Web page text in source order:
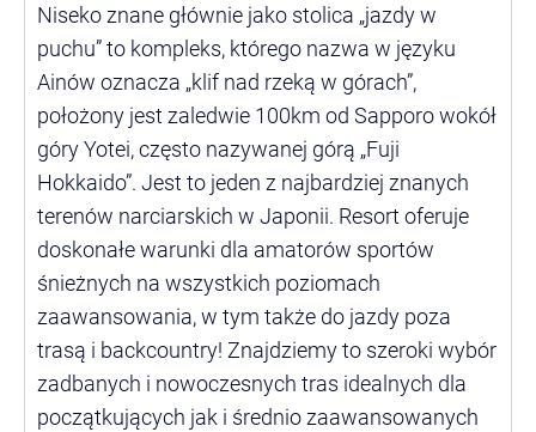
Niseko znane głównie jako stolica „jazdy w
puchu” to kompleks, którego nazwa w języku
Ainów oznacza „klif nad rzeką w górach”,
położony jest zaledwie 100km od Sapporo wokół
góry Yotei, często nazywanej górą „Fuji
Hokkaido”. Jest to jeden z najbardziej znanych
terenów narciarskich w Japonii. Resort oferuje
doskonałe warunki dla amatorów sportów
śnieżnych na wszystkich poziomach
zaawansowania, w tym także do jazdy poza
trasą i backcountry! Znajdziemy to szeroki wybór
zadbanych i nowoczesnych tras idealnych dla
początkujących jak i średnio zaawansowanych